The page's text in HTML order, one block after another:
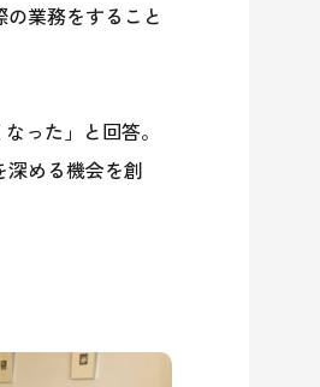
業務をすること
った」と回答。
める機会を創